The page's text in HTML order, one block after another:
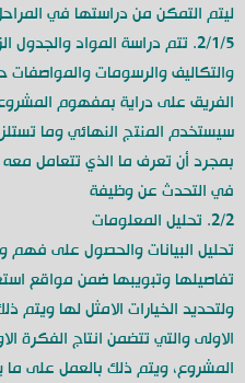
ليتم التمكن من دراستها في
2/1/5. تتم دراسة المواد والجدول
والتكاليف والرسومات
الفريق على دراية بمفهوم
سيستخدم المنتج النهائي وما
بمجرد أن تعرف ما الذي تتعامل معه
في التحدث عن وظيفة
2/2. تحليل المعلومات
تحليل البيانات والحصول على فهم
تفاصيلها وتبويبها ضمن مواقع
ولتحديد الخيارات الامثل لها ويتم
الاولى والتي تتضمن انتاج الفكرة
المشروع، ويتم ذلك بالعمل على ما